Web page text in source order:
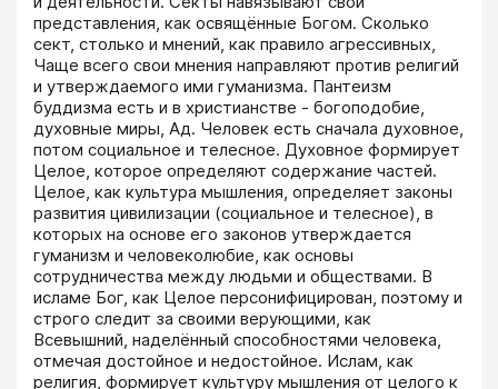
представления, как освящённые Богом. Сколько
сект, столько и мнений, как правило агрессивных,
Чаще всего свои мнения направляют против религий
и утверждаемого ими гуманизма. Пантеизм
буддизма есть и в христианстве - богоподобие,
духовные миры, Ад. Человек есть сначала духовное,
потом социальное и телесное. Духовное формирует
Целое, которое определяют содержание частей.
Целое, как культура мышления, определяет законы
развития цивилизации (социальное и телесное), в
которых на основе его законов утверждается
гуманизм и человеколюбие, как основы
сотрудничества между людьми и обществами. В
исламе Бог, как Целое персонифицирован, поэтому и
строго следит за своими верующими, как
Всевышний, наделённый способностями человека,
отмечая достойное и недостойное. Ислам, как
религия, формирует культуру мышления от целого к